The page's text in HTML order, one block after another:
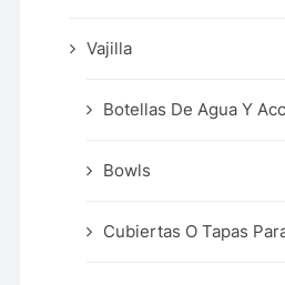
Vajilla
Botellas De Agua Y
Bowls
Cubiertas O Tapas